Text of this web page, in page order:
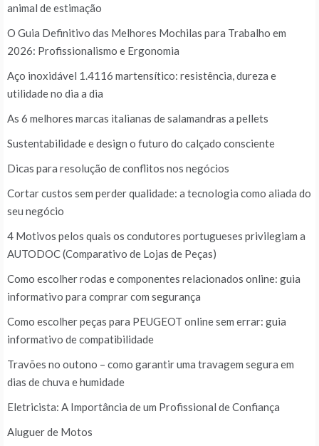
animal de estimação
O Guia Definitivo das Melhores Mochilas para Trabalho em
2026: Profissionalismo e Ergonomia
Aço inoxidável 1.4116 martensítico: resistência, dureza e
utilidade no dia a dia
As 6 melhores marcas italianas de salamandras a pellets
Sustentabilidade e design o futuro do calçado consciente
Dicas para resolução de conflitos nos negócios
Cortar custos sem perder qualidade: a tecnologia como aliada do
seu negócio
4 Motivos pelos quais os condutores portugueses privilegiam a
AUTODOC (Comparativo de Lojas de Peças)
Como escolher rodas e componentes relacionados online: guia
informativo para comprar com segurança
Como escolher peças para PEUGEOT online sem errar: guia
informativo de compatibilidade
Travões no outono – como garantir uma travagem segura em
dias de chuva e humidade
Eletricista: A Importância de um Profissional de Confiança
Aluguer de Motos